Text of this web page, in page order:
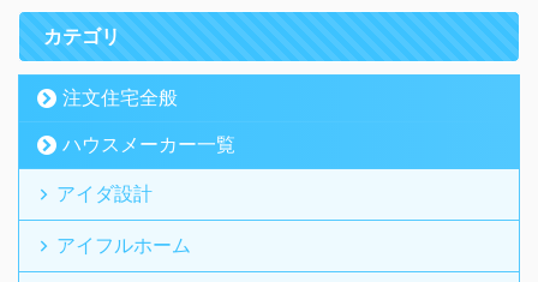
カテゴリ
注文住宅全般
ハウスメーカー一覧
アイダ設計
アイフルホーム